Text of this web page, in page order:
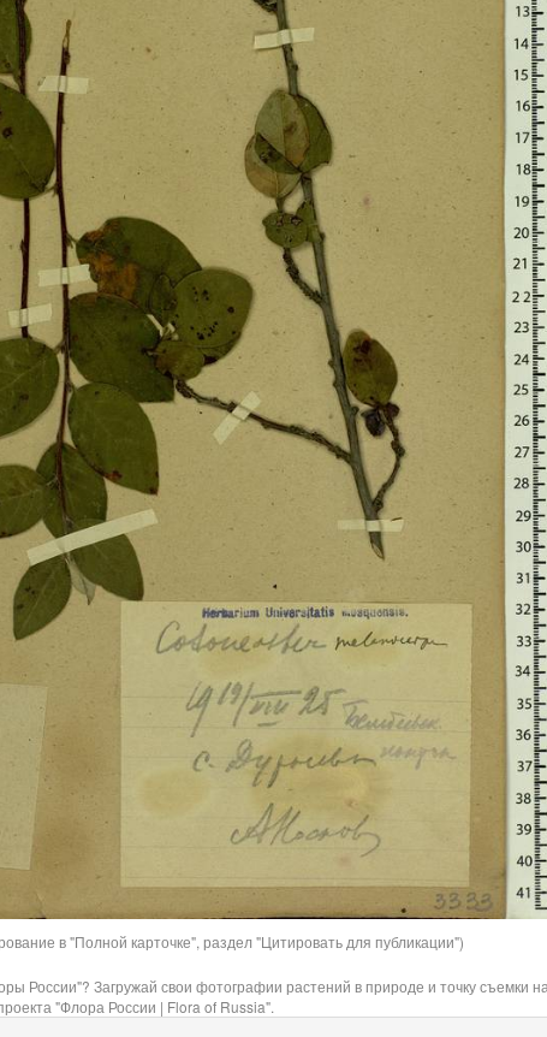
в "Полной карточке", раздел "Цитировать для публикации")
России"? Загружай свои фотографии растений в природе и точку съемки на
"Флора России | Flora of Russia".